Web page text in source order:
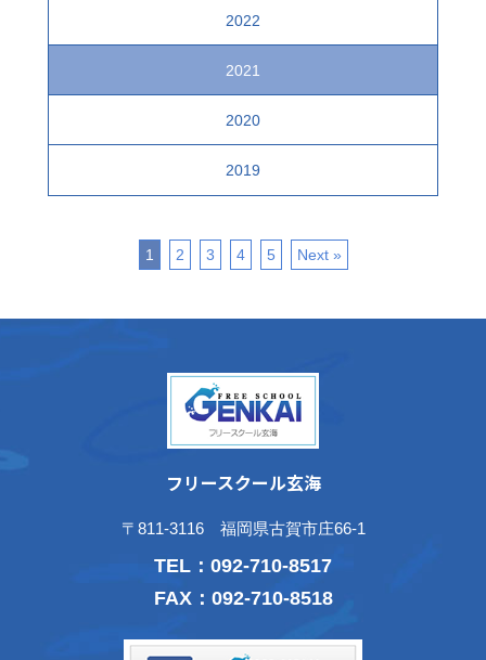
2022
2021
2020
2019
1 2 3 4 5 Next »
フリースクール玄海
〒811-3116 福岡県古賀市庄66-1
TEL： 092-710-8517
FAX：092-710-8518